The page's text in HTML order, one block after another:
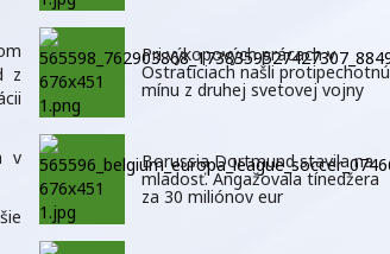
z
v
Pri výkopových prácach v
Ostraticiach našli protipechotnú
mínu z druhej svetovej vojny
Borussia Dortmund stavila na
mladosť. Angažovala tínedžera
za 30 miliónov eur